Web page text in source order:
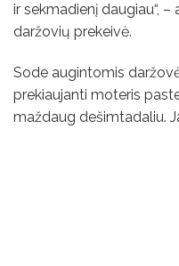
ir sekmadienį daugiau“,
daržovių prekeivė.
Sode augintomis
prekiaujanti moteris
maždaug dešimtadaliu.